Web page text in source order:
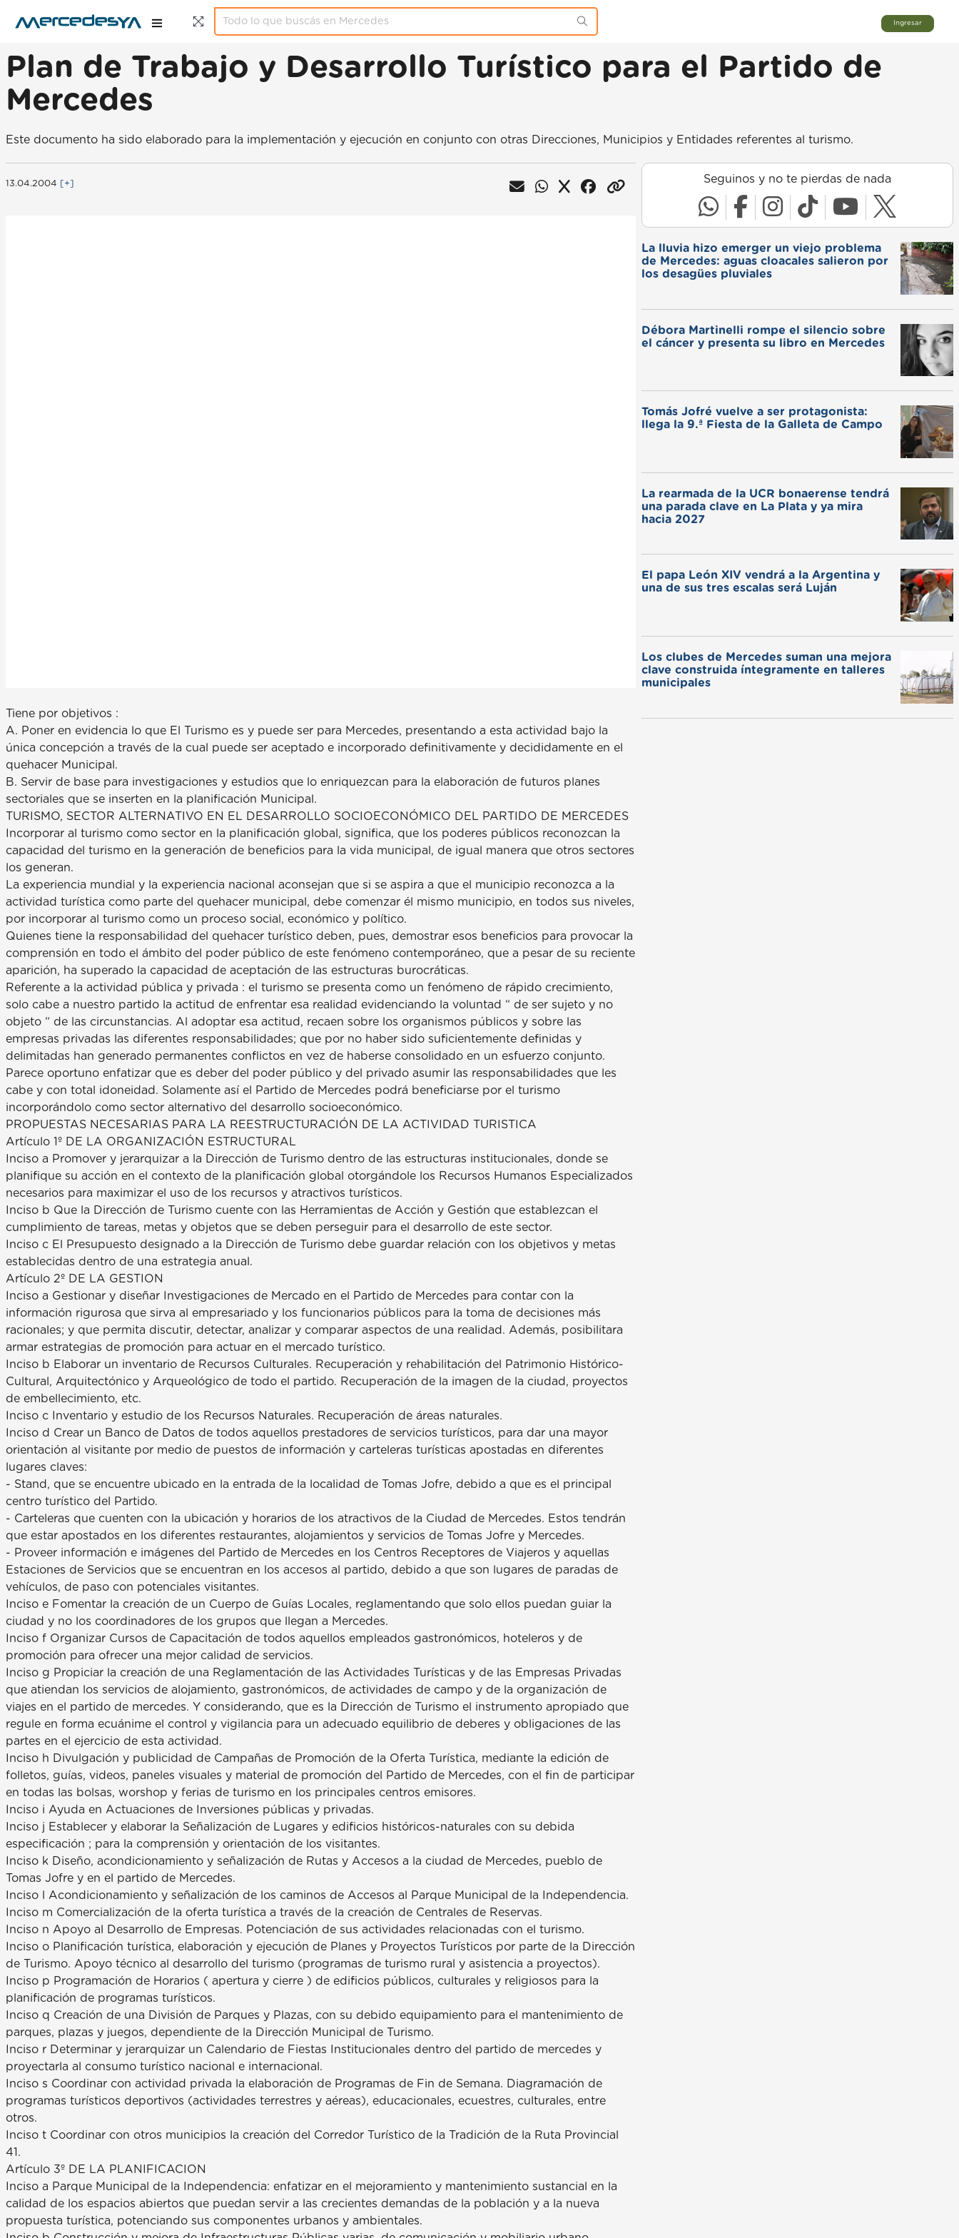
Ingresar
Plan de Trabajo y Desarrollo Turístico para el Partido de
Mercedes
Este documento ha sido elaborado para la implementación y ejecución en conjunto con otras Direcciones, Municipios y Entidades referentes al turismo.
13.04.2004 [+]
Tiene por objetivos :
A. Poner en evidencia lo que El Turismo es y puede ser para Mercedes, presentando a esta actividad bajo la
única concepción a través de la cual puede ser aceptado e incorporado definitivamente y decididamente en el
quehacer Municipal.
B. Servir de base para investigaciones y estudios que lo enriquezcan para la elaboración de futuros planes
sectoriales que se inserten en la planificación Municipal.
TURISMO, SECTOR ALTERNATIVO EN EL DESARROLLO SOCIOECONÓMICO DEL PARTIDO DE MERCEDES
Incorporar al turismo como sector en la planificación global, significa, que los poderes públicos reconozcan la
capacidad del turismo en la generación de beneficios para la vida municipal, de igual manera que otros sectores
los generan.
La experiencia mundial y la experiencia nacional aconsejan que si se aspira a que el municipio reconozca a la
actividad turística como parte del quehacer municipal, debe comenzar él mismo municipio, en todos sus niveles,
por incorporar al turismo como un proceso social, económico y político.
Quienes tiene la responsabilidad del quehacer turístico deben, pues, demostrar esos beneficios para provocar la
comprensión en todo el ámbito del poder público de este fenómeno contemporáneo, que a pesar de su reciente
aparición, ha superado la capacidad de aceptación de las estructuras burocráticas.
Referente a la actividad pública y privada : el turismo se presenta como un fenómeno de rápido crecimiento,
solo cabe a nuestro partido la actitud de enfrentar esa realidad evidenciando la voluntad “ de ser sujeto y no
objeto “ de las circunstancias. Al adoptar esa actitud, recaen sobre los organismos públicos y sobre las
empresas privadas las diferentes responsabilidades; que por no haber sido suficientemente definidas y
delimitadas han generado permanentes conflictos en vez de haberse consolidado en un esfuerzo conjunto.
Parece oportuno enfatizar que es deber del poder público y del privado asumir las responsabilidades que les
cabe y con total idoneidad. Solamente así el Partido de Mercedes podrá beneficiarse por el turismo
incorporándolo como sector alternativo del desarrollo socioeconómico.
PROPUESTAS NECESARIAS PARA LA REESTRUCTURACIÓN DE LA ACTIVIDAD TURISTICA
Artículo 1º DE LA ORGANIZACIÓN ESTRUCTURAL
Inciso a Promover y jerarquizar a la Dirección de Turismo dentro de las estructuras institucionales, donde se
planifique su acción en el contexto de la planificación global otorgándole los Recursos Humanos Especializados
necesarios para maximizar el uso de los recursos y atractivos turísticos.
Inciso b Que la Dirección de Turismo cuente con las Herramientas de Acción y Gestión que establezcan el
cumplimiento de tareas, metas y objetos que se deben perseguir para el desarrollo de este sector.
Inciso c El Presupuesto designado a la Dirección de Turismo debe guardar relación con los objetivos y metas
establecidas dentro de una estrategia anual.
Artículo 2º DE LA GESTION
Inciso a Gestionar y diseñar Investigaciones de Mercado en el Partido de Mercedes para contar con la
información rigurosa que sirva al empresariado y los funcionarios públicos para la toma de decisiones más
racionales; y que permita discutir, detectar, analizar y comparar aspectos de una realidad. Además, posibilitara
armar estrategias de promoción para actuar en el mercado turístico.
Inciso b Elaborar un inventario de Recursos Culturales. Recuperación y rehabilitación del Patrimonio Histórico-
Cultural, Arquitectónico y Arqueológico de todo el partido. Recuperación de la imagen de la ciudad, proyectos
de embellecimiento, etc.
Inciso c Inventario y estudio de los Recursos Naturales. Recuperación de áreas naturales.
Inciso d Crear un Banco de Datos de todos aquellos prestadores de servicios turísticos, para dar una mayor
orientación al visitante por medio de puestos de información y carteleras turísticas apostadas en diferentes
lugares claves:
- Stand, que se encuentre ubicado en la entrada de la localidad de Tomas Jofre, debido a que es el principal
centro turístico del Partido.
- Carteleras que cuenten con la ubicación y horarios de los atractivos de la Ciudad de Mercedes. Estos tendrán
que estar apostados en los diferentes restaurantes, alojamientos y servicios de Tomas Jofre y Mercedes.
- Proveer información e imágenes del Partido de Mercedes en los Centros Receptores de Viajeros y aquellas
Estaciones de Servicios que se encuentran en los accesos al partido, debido a que son lugares de paradas de
vehículos, de paso con potenciales visitantes.
Inciso e Fomentar la creación de un Cuerpo de Guías Locales, reglamentando que solo ellos puedan guiar la
ciudad y no los coordinadores de los grupos que llegan a Mercedes.
Inciso f Organizar Cursos de Capacitación de todos aquellos empleados gastronómicos, hoteleros y de
promoción para ofrecer una mejor calidad de servicios.
Inciso g Propiciar la creación de una Reglamentación de las Actividades Turísticas y de las Empresas Privadas
que atiendan los servicios de alojamiento, gastronómicos, de actividades de campo y de la organización de
viajes en el partido de mercedes. Y considerando, que es la Dirección de Turismo el instrumento apropiado que
regule en forma ecuánime el control y vigilancia para un adecuado equilibrio de deberes y obligaciones de las
partes en el ejercicio de esta actividad.
Inciso h Divulgación y publicidad de Campañas de Promoción de la Oferta Turística, mediante la edición de
folletos, guías, videos, paneles visuales y material de promoción del Partido de Mercedes, con el fin de participar
en todas las bolsas, worshop y ferias de turismo en los principales centros emisores.
Inciso i Ayuda en Actuaciones de Inversiones públicas y privadas.
Inciso j Establecer y elaborar la Señalización de Lugares y edificios históricos-naturales con su debida
especificación ; para la comprensión y orientación de los visitantes.
Inciso k Diseño, acondicionamiento y señalización de Rutas y Accesos a la ciudad de Mercedes, pueblo de
Tomas Jofre y en el partido de Mercedes.
Inciso l Acondicionamiento y señalización de los caminos de Accesos al Parque Municipal de la Independencia.
Inciso m Comercialización de la oferta turística a través de la creación de Centrales de Reservas.
Inciso n Apoyo al Desarrollo de Empresas. Potenciación de sus actividades relacionadas con el turismo.
Inciso o Planificación turística, elaboración y ejecución de Planes y Proyectos Turísticos por parte de la Dirección
de Turismo. Apoyo técnico al desarrollo del turismo (programas de turismo rural y asistencia a proyectos).
Inciso p Programación de Horarios ( apertura y cierre ) de edificios públicos, culturales y religiosos para la
planificación de programas turísticos.
Inciso q Creación de una División de Parques y Plazas, con su debido equipamiento para el mantenimiento de
parques, plazas y juegos, dependiente de la Dirección Municipal de Turismo.
Inciso r Determinar y jerarquizar un Calendario de Fiestas Institucionales dentro del partido de mercedes y
proyectarla al consumo turístico nacional e internacional.
Inciso s Coordinar con actividad privada la elaboración de Programas de Fin de Semana. Diagramación de
programas turísticos deportivos (actividades terrestres y aéreas), educacionales, ecuestres, culturales, entre
otros.
Inciso t Coordinar con otros municipios la creación del Corredor Turístico de la Tradición de la Ruta Provincial
41.
Artículo 3º DE LA PLANIFICACION
Inciso a Parque Municipal de la Independencia: enfatizar en el mejoramiento y mantenimiento sustancial en la
calidad de los espacios abiertos que puedan servir a las crecientes demandas de la población y a la nueva
propuesta turística, potenciando sus componentes urbanos y ambientales.
Seguinos y no te pierdas de nada
La lluvia hizo emerger un viejo problema
de Mercedes: aguas cloacales salieron por
los desagües pluviales
Débora Martinelli rompe el silencio sobre
el cáncer y presenta su libro en Mercedes
Tomás Jofré vuelve a ser protagonista:
llega la 9.ª Fiesta de la Galleta de Campo
La rearmada de la UCR bonaerense tendrá
una parada clave en La Plata y ya mira
hacia 2027
El papa León XIV vendrá a la Argentina y
una de sus tres escalas será Luján
Los clubes de Mercedes suman una mejora
clave construida íntegramente en talleres
municipales